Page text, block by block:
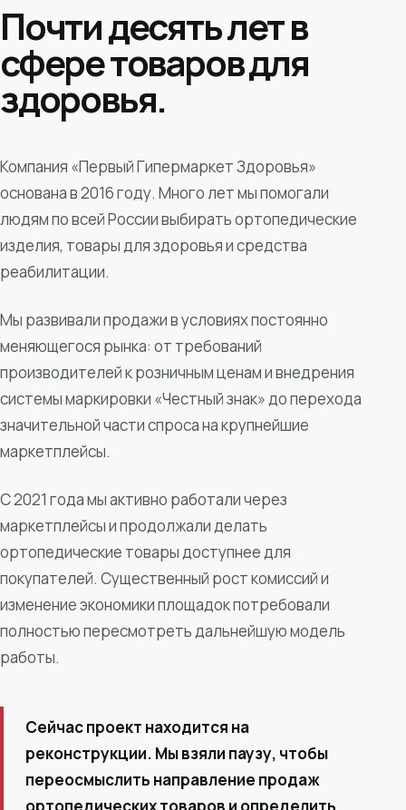
Почти десять лет в
сфере товаров для
здоровья.
Компания «Первый Гипермаркет Здоровья»
основана в 2016 году. Много лет мы помогали
людям по всей России выбирать ортопедические
изделия, товары для здоровья и средства
реабилитации.
Мы развивали продажи в условиях постоянно
меняющегося рынка: от требований
производителей к розничным ценам и внедрения
системы маркировки «Честный знак» до перехода
значительной части спроса на крупнейшие
маркетплейсы.
С 2021 года мы активно работали через
маркетплейсы и продолжали делать
ортопедические товары доступнее для
покупателей. Существенный рост комиссий и
изменение экономики площадок потребовали
полностью пересмотреть дальнейшую модель
работы.
Сейчас проект находится на
реконструкции. Мы взяли паузу, чтобы
переосмыслить направление продаж